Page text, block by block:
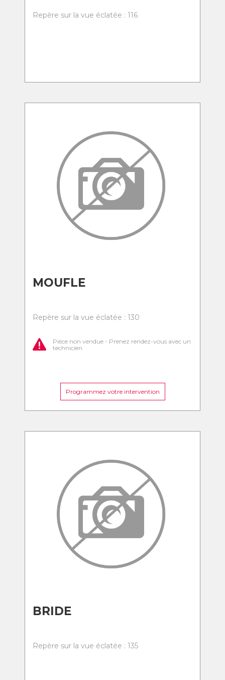
Repère sur la vue éclatée : 116
MOUFLE
Repère sur la vue éclatée : 130
Pièce non vendue - Prenez rendez-vous avec un
technicien
Programmez votre intervention
BRIDE
Repère sur la vue éclatée : 135